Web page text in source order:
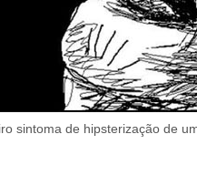
sintoma de hipsterização de